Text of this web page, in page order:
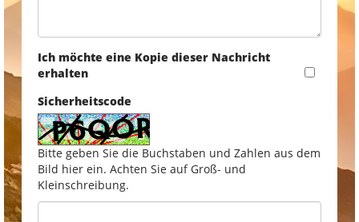
Ich möchte eine Kopie dieser Nachricht
erhalten
Sicherheitscode
Bitte geben Sie die Buchstaben und Zahlen aus dem
Bild hier ein. Achten Sie auf Groß- und
Kleinschreibung.